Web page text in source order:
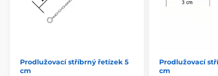
Prodlužovací stříbrný řetízek 5
cm
Prodlužovací
cm